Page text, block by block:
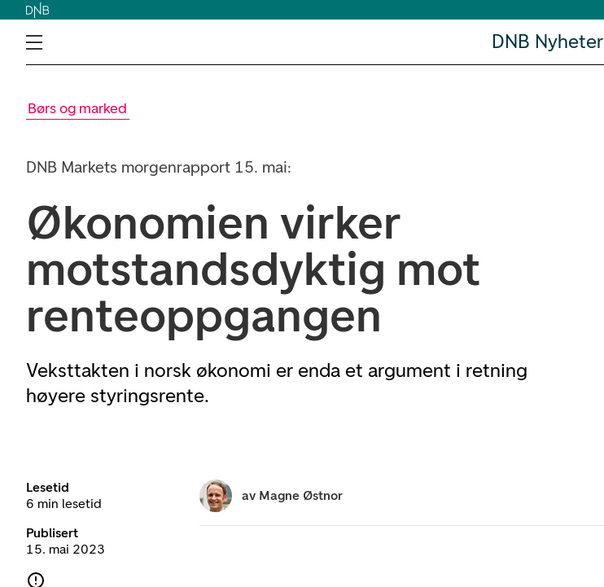
DNB Nyheter
Børs og marked
DNB Markets morgenrapport 15. mai:
Økonomien virker
motstandsdyktig mot
renteoppgangen
Veksttakten i norsk økonomi er enda et argument i retning
høyere styringsrente.
Lesetid
6 min lesetid
Publisert
15. mai 2023
av Magne Østnor